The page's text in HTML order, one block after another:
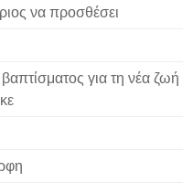
να προσθέσει
για τη νέα ζωή